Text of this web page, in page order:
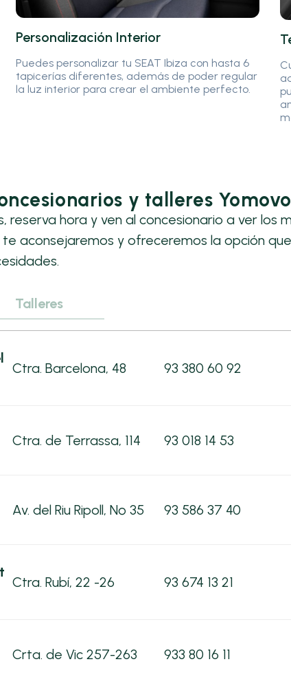
Personalización Interior
Puedes personalizar tu SEAT Ibiza con hasta 6
tapicerías diferentes, además de poder regular
la luz interior para crear el ambiente perfecto.
y talleres Yomovo
reserva hora y ven al concesionario a ver los
aconsejaremos y ofreceremos la opción
Talleres
Ctra. Barcelona, 48 93 380 60 92
Ctra. de Terrassa, 114 93 018 14 53
Av. del Riu Ripoll, Nº 35 93 586 37 40
Ctra. Rubí, 22 -26 93 674 13 21
Crta. de Vic 257-263 933 80 16 11